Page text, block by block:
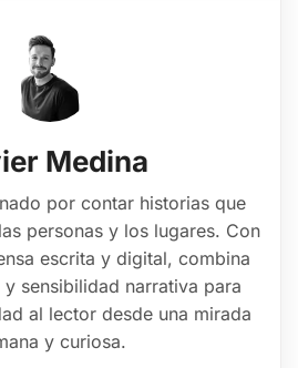
Medina
por contar historias que
personas y los lugares. Con
escrita y digital, combina
sensibilidad narrativa para
al lector desde una mirada
y curiosa.